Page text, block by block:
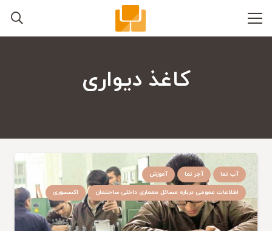
کاغذ دیواری
آب نما آجر نما
آموزش
اطلاعات عمومی درباره مسائل معماری داخلی ساحتمان
اکسسوری